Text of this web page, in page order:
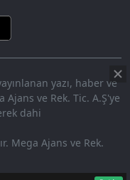
7.19%
yazı, haber ve
ve Rek. Tic. A.Ş'ye
dahi
Mega Ajans ve Rek.